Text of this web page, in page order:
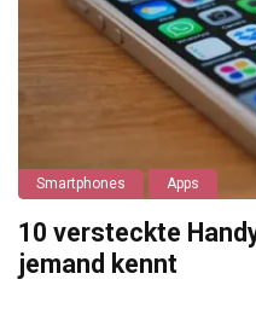
Smartphones Apps
10 versteckte
jemand kennt